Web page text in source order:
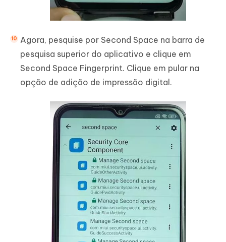
Agora, pesquise por Second Space na barra de
pesquisa superior do aplicativo e clique em
Second Space Fingerprint. Clique em pular na
opção de adição de impressão digital.